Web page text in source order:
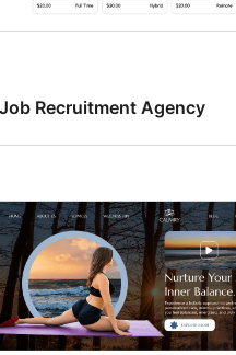
Job Recruitment Agency